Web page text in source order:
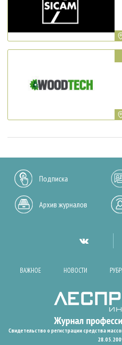
Подписка
Архив журналов
ВАЖНОЕ НОВОСТИ
Свидетельство о регистрации средства